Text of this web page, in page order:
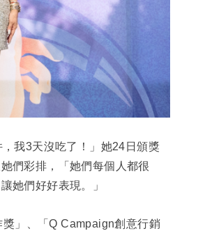
我3天沒吃了！」她24日頒獎
們彩排，「她們每個人都很
她們好好表現。」
」、「Q Campaign創意行銷